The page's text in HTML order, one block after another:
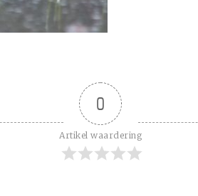
0
Artikel waardering